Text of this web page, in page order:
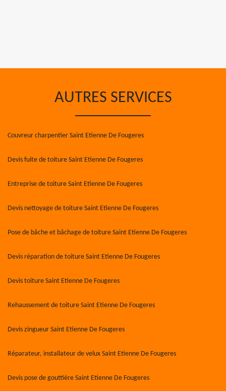
AUTRES SERVICES
Couvreur charpentier Saint Etienne De Fougeres
Devis fuite de toiture Saint Etienne De Fougeres
Entreprise de toiture Saint Etienne De Fougeres
Devis nettoyage de toiture Saint Etienne De Fougeres
Pose de bâche et bâchage de toiture Saint Etienne De Fougeres
Devis réparation de toiture Saint Etienne De Fougeres
Devis toiture Saint Etienne De Fougeres
Rehaussement de toiture Saint Etienne De Fougeres
Devis zingueur Saint Etienne De Fougeres
Réparateur, installateur de velux Saint Etienne De Fougeres
Devis pose de gouttière Saint Etienne De Fougeres